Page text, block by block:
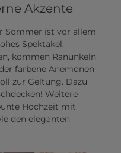
Akzente
Sommer ist vor allem
Spektakel.
kommen Ranunkeln
farbene Anemonen
zur Geltung. Dazu
Weitere
Hochzeit mit
den eleganten